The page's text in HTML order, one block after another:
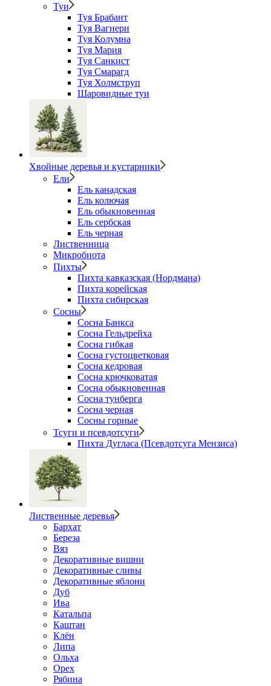
Туи
Туя Брабант
Туя Вагнери
Туя Колумна
Туя Мария
Туя Санкист
Туя Смарагд
Туя Холмструп
Шаровидные туи
Хвойные деревья и кустарники
Ели
Ель канадская
Ель колючая
Ель обыкновенная
Ель сербская
Ель черная
Лиственница
Микробиота
Пихты
Пихта кавказская (Нордмана)
Пихта корейская
Пихта сибирская
Сосны
Сосна Банкса
Сосна Гельдрейха
Сосна гибкая
Сосна густоцветковая
Сосна кедровая
Сосна крючковатая
Сосна обыкновенная
Сосна тунберга
Сосна черная
Сосны горные
Тсуги и псевдотсуги
Пихта Дугласа (Псевдотсуга Мензиса)
Лиственные деревья
Бархат
Береза
Вяз
Декоративные вишни
Декоративные сливы
Декоративные яблони
Дуб
Ива
Катальпа
Каштан
Клён
Липа
Ольха
Орех
Рябина